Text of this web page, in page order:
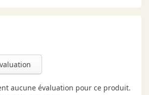
aucune évaluation pour ce produit.